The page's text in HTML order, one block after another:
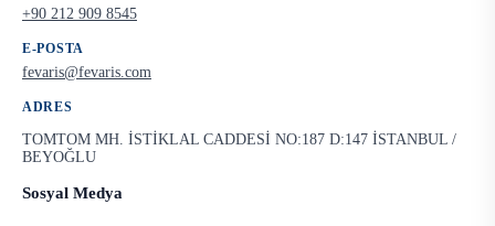
+90 212 909 8545
E-POSTA
fevaris@fevaris.com
ADRES
TOMTOM MH. İSTİKLAL CADDESİ NO:187 D:147 İSTANBUL /
BEYOĞLU
Sosyal Medya